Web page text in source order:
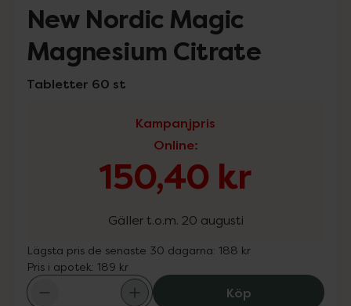
New Nordic Magic
Magnesium Citrate
Tabletter 60 st
Kampanjpris
Online:
150,40 kr
Gäller t.o.m. 20 augusti
Lägsta pris de senaste 30 dagarna: 188 kr
Pris i apotek: 189 kr
KöpNew Nordic